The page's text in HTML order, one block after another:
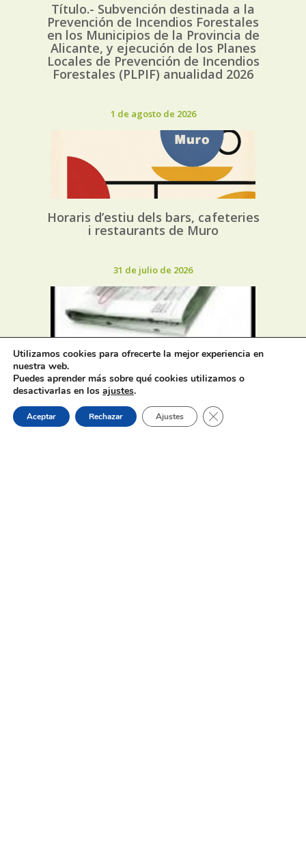
Título.- Subvención destinada a la
Prevención de Incendios Forestales
en los Municipios de la Provincia de
Alicante, y ejecución de los Planes
Locales de Prevención de Incendios
Forestales (PLPIF) anualidad 2026
1 de agosto de 2026
Horaris d’estiu dels bars, cafeteries
i restaurants de Muro
31 de julio de 2026
Oferta de Trabajo: SAD, SERVICIO
DE AYUDA A DOMICILIO
31 de julio de 2026
Utilizamos cookies para ofrecerte la mejor experiencia en
nuestra web.
Puedes aprender más sobre qué cookies utilizamos o
desactivarlas en los ajustes.
Aceptar Rechazar Ajustes Cerrar el banner de